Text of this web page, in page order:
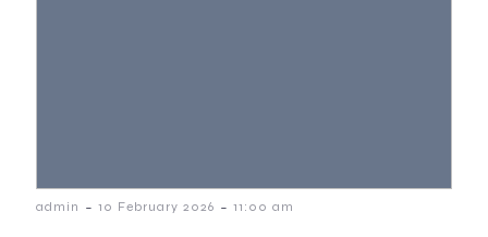
admin - 10 February 2026 - 11:00 am